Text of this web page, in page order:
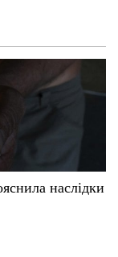
наслідки